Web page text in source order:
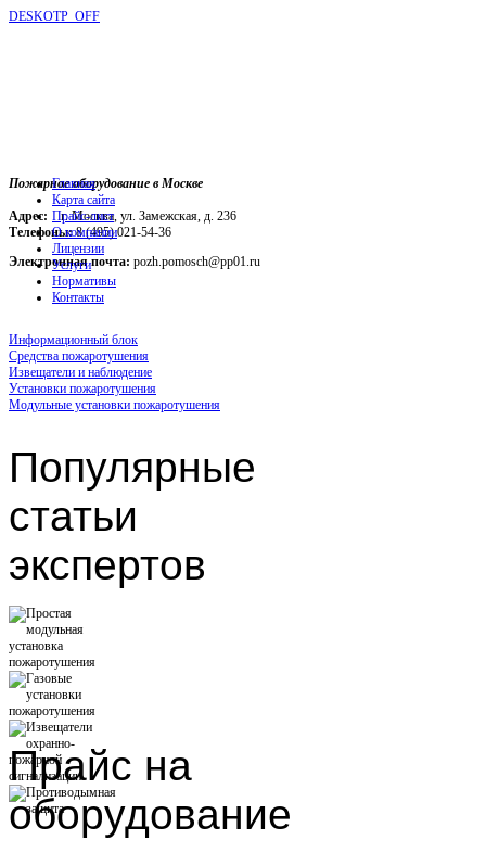
DESKOTP_OFF
Пожарное оборудование в Москве
Адрес: г. Москва, ул. Замежская, д. 236
Телефоны:8 (495) 021-54-36
Электронная почта: pozh.pomosch@pp01.ru
Главная
Карта сайта
Прайс-лист
О компании
Лицензии
Услуги
Нормативы
Контакты
Информационный блок
Средства пожаротушения
Извещатели и наблюдение
Установки пожаротушения
Модульные установки пожаротушения
Популярные
статьи
экспертов
Прайс на
оборудование